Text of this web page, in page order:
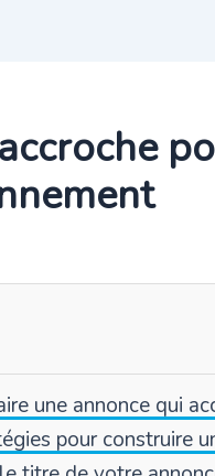
une annonce qui
pour construire